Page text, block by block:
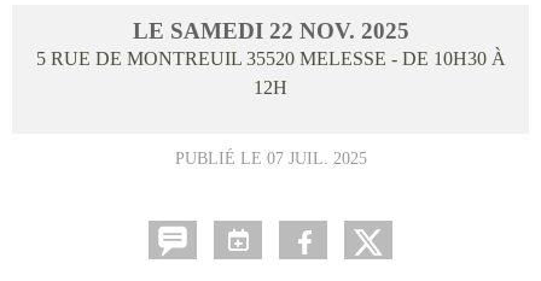
LE SAMEDI 22 NOV. 2025
5 RUE DE MONTREUIL 35520 MELESSE - DE 10H30 À
12H
PUBLIÉ LE 07 JUIL. 2025